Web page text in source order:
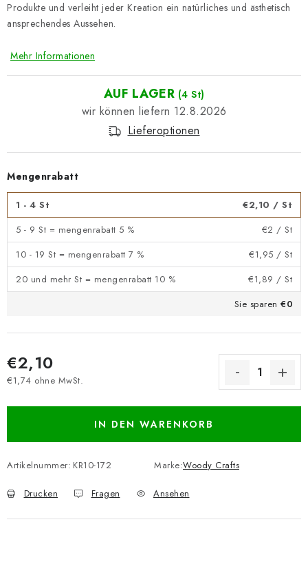
Produkte und verleiht jeder Kreation ein natürliches und ästhetisch
ansprechendes Aussehen.
Mehr Informationen
AUF LAGER (4 St)
12.8.2026
Lieferoptionen
Mengenrabatt
1 - 4 St €2,10 / St
5 - 9 St = mengenrabatt 5 %
€2 / St
10 - 19 St = mengenrabatt 7 %
€1,95 / St
20 und mehr St = mengenrabatt 10 %
€1,89 / St
Sie sparen €0
€2,10
€1,74 ohne MwSt.
IN DEN WARENKORB
Artikelnummer: KR10-172 Marke:Woody Crafts
Drucken Fragen Ansehen